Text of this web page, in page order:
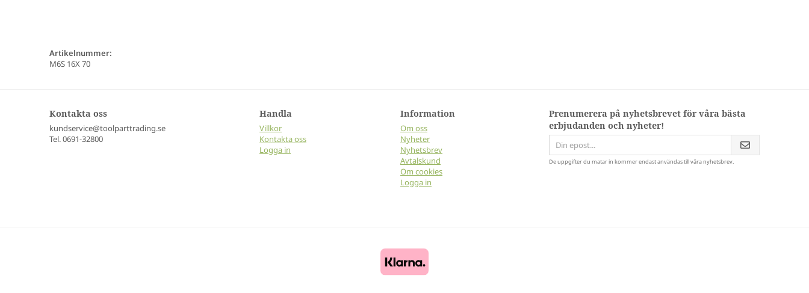
Artikelnummer:
M6S 16X 70
Kontakta oss
kundservice@toolparttrading.se
Tel. 0691-32800
Handla
Villkor
Kontakta oss
Logga in
Information
Om oss
Nyheter
Nyhetsbrev
Avtalskund
Om cookies
Logga in
Prenumerera på nyhetsbrevet för våra bästa
erbjudanden och nyheter!
De uppgifter du matar in kommer endast användas till våra nyhetsbrev.